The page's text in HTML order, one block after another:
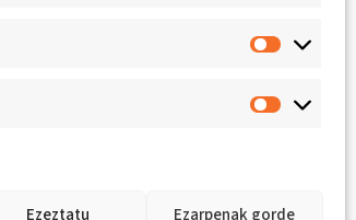
Ezeztatu Ezarpenak gorde